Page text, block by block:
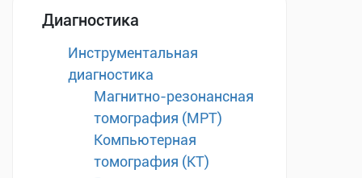
Диагностика
Инструментальная
диагностика
Магнитно-резонансная
томография (МРТ)
Компьютерная
томография (КТ)